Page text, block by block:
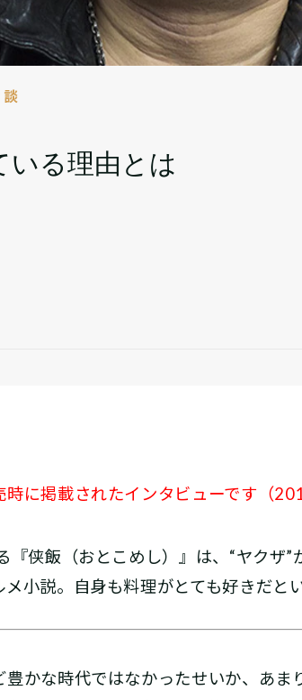
いる理由とは
に掲載されたインタビューです（
『侠飯（おとこめし）』は、“ヤクザ
小説。自身も料理がとても好きだと
かな時代ではなかったせいか、あま